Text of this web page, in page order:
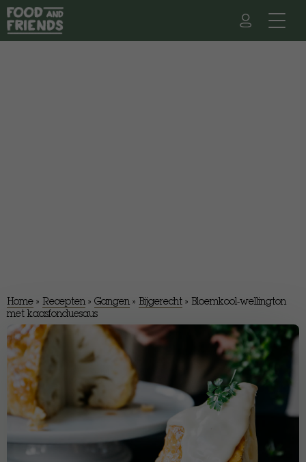
Home » Recepten » Gangen » Bijgerecht » Bloemkool-wellington
met kaasfonduesaus